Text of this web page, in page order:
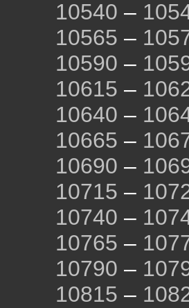
10540 –
10565 –
10590 –
10615 –
10640 –
10665 –
10690 –
10715 –
10740 –
10765 –
10790 –
10815 –